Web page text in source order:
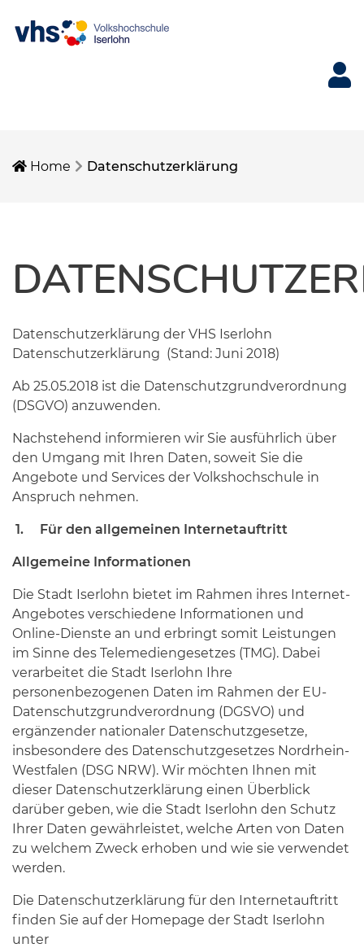
Home Datenschutzerklärung
Datenschutzerklärung der VHS Iserlohn
Datenschutzerklärung (Stand: Juni 2018)
Ab 25.05.2018 ist die Datenschutzgrundverordnung
(DSGVO) anzuwenden.
Nachstehend informieren wir Sie ausführlich über
den Umgang mit Ihren Daten, soweit Sie die
Angebote und Services der Volkshochschule in
Anspruch nehmen.
1. Für den allgemeinen Internetauftritt
Allgemeine Informationen
Die Stadt Iserlohn bietet im Rahmen ihres Internet-
Angebotes verschiedene Informationen und
Online-Dienste an und erbringt somit Leistungen
im Sinne des Telemediengesetzes (TMG). Dabei
verarbeitet die Stadt Iserlohn Ihre
personenbezogenen Daten im Rahmen der EU-
Datenschutzgrundverordnung (DGSVO) und
ergänzender nationaler Datenschutzgesetze,
insbesondere des Datenschutzgesetzes Nordrhein-
Westfalen (DSG NRW). Wir möchten Ihnen mit
dieser Datenschutzerklärung einen Überblick
darüber geben, wie die Stadt Iserlohn den Schutz
Ihrer Daten gewährleistet, welche Arten von Daten
zu welchem Zweck erhoben und wie sie verwendet
werden.
Die Datenschutzerklärung für den Internetauftritt
finden Sie auf der Homepage der Stadt Iserlohn
unter